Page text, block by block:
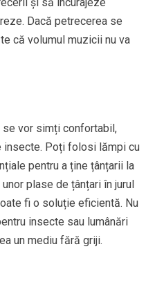
Dacă petrecerea se
că volumul muzicii nu va
se vor simți confortabil,
Poți folosi lămpi cu
pentru a ține țânțarii la
plase de țânțari în jurul
fi o soluție eficientă. Nu
insecte sau lumânări
un mediu fără griji.